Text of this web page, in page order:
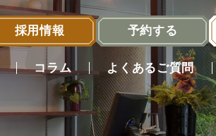
採用情報 予約する
コラム よくあるご質問